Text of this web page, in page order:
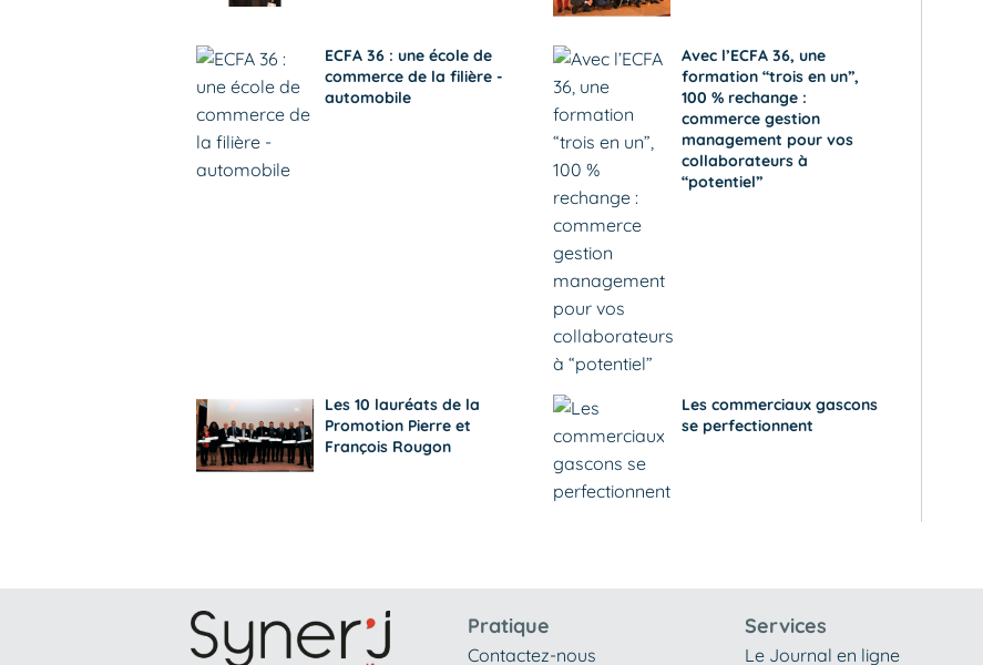
ECFA 36 : une école de
commerce de la filière ­
automobile
Avec l’ECFA 36, une
formation “trois en un”,
100 % rechange :
commerce gestion
management pour vos
collaborateurs à
“potentiel”
Les 10 lauréats de la
Promotion Pierre et
François Rougon
Les commerciaux gascons
se perfectionnent
Pratique
Contactez-nous
Services
Le Journal en ligne